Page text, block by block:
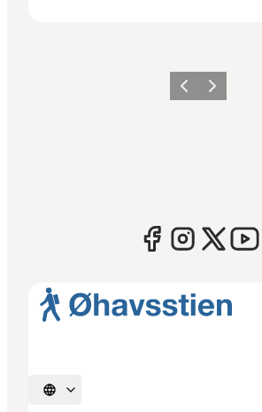
ForrigeNæste
Vælg sprog